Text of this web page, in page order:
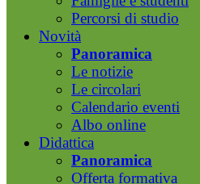
Percorsi di studio
Novità
Panoramica
Le notizie
Le circolari
Calendario eventi
Albo online
Didattica
Panoramica
Offerta formativa